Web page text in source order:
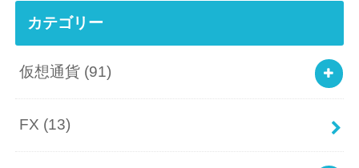
カテゴリー
仮想通貨 (91)
FX (13)